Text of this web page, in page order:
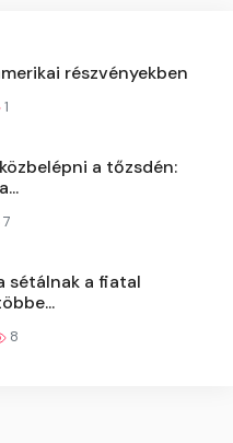
részvényekben
1
a tőzsdén:
7
sétálnak a fiatal
8